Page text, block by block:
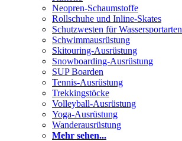
Neopren-Schaumstoffe
Rollschuhe und Inline-Skates
Schutzwesten für Wassersportarten
Schwimmausrüstung
Skitouring-Ausrüstung
Snowboarding-Ausrüstung
SUP Boarden
Tennis-Ausrüstung
Trekkingstöcke
Volleyball-Ausrüstung
Yoga-Ausrüstung
Wanderausrüstung
Mehr sehen...